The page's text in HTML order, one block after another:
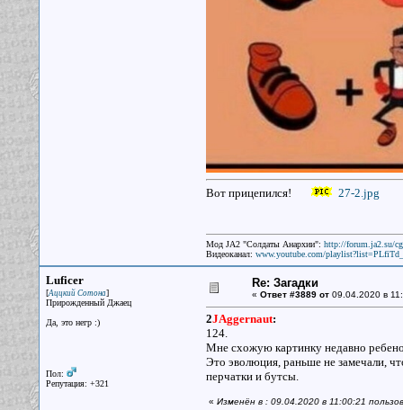
Вот прицепился! 27-2.jpg
Мод JA2 "Солдаты Анархии": http://forum.ja2.su/
Видеоканал: www.youtube.com/
Luficer
[Аццкий Сотона]
Прирожденный Джаец
Да, это негр :)
Пол:
Репутация: +321
Re: Загадки
« Ответ #3889 от09.04.2020 в
2JAggernaut:
124.
Мне схожую картинку недавно
Это эволюция, раньше не замечали,
перчатки и бутсы.
« Изменён в : 09.04.2020 в 11:00:21